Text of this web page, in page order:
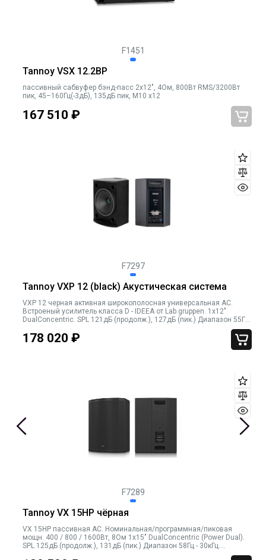
F1451
Tannoy VSX 12.2BP
пассивный сабвуфер бэнд-пасс 2x12", 4Ом, 800Вт RMS/3200Вт
пик, 45–160Гц(-3дБ), 135дБ пик, M10 x12
167 510 ₽
F7297
Tannoy VXP 12 (black) Акустическая система
VXP 12 черная активная широкополосная универсальная АС.
Встроеный усилитель класса D - IDEEA от Lab.gruppen. 1х12"
DualConcentric. SPL 121дБ (продолж.), 127дБ (пик.) Диапазон 55Гц
Подключение
178 020 ₽
F7289
Tannoy VX 15HP чёрная
VX 15HP пассивная АС. Номинальная/программная/пиковая
мощн. 400 / 800 / 1600Вт, 8Ом 1х15" DualConcentric (Power Dual).
SPL 125дБ (продолж.), 131дБ (пик.) Диапазон 58Гц - 30кГц.
Дисперсия (горизонт. х вертик.) 75х75 градусов. Подключение